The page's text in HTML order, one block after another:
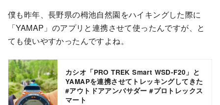
僕も昨年、長野県の栂池自然園をハイキングした際に
「YAMAP」のアプリと連携させて使ったんですが、と
ても使いやすかったんですよね。
カシオ「PRO TREK Smart WSD-F20」と
YAMAPを連携させてトレッキングしてきた
#アウトドアアンバサダー #プロトレックス
マート